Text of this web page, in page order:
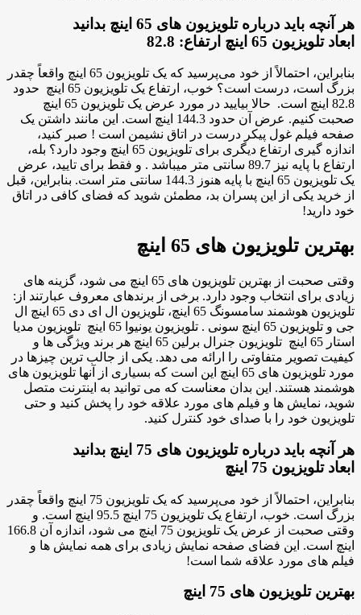
هر آنچه باید درباره تلویزیون های 65 اینچ بدانید
ابعاد تلویزیون 65 اینچ ارتفاع: 82.8
بنابراین، احتمالاً از خود می‌پرسید که یک تلویزیون 65 اینچ واقعاً چقدر
بزرگ است، درست است؟ خوب، ارتفاع یک تلویزیون 65 اینچ حدود
82.8 اینچ است. حالا بیایید در مورد عرض یک تلویزیون 65 اینچ
صحبت کنیم. عرض آن حدود 144.3 اینچ است. این مانند داشتن یک
صفحه فیلم غول پیکر درست در اتاق نشیمن است ! صبر کنید،
اندازه گیری ارتفاع دیگری برای تلویزیون 65 اینچ وجود دارد؟ بله،
ارتفاع با پایه نیز 89.7 سانتی متر میباشد . و فقط برای تایید، عرض
یک تلویزیون 65 اینچ با پایه هنوز 144.3 سانتی متر است. بنابراین، قبل
از خرید یکی از این پسران بد، مطمئن شوید که فضای کافی در اتاق
خود دارید!
بهترین تلویزیون های 65 اینچ
وقتی صحبت از بهترین تلویزیون های 65 اینچ می شود، گزینه های
زیادی برای انتخاب وجود دارد. برخی از برندهای معروف عبارتند از:
تلویزیون هوشمند سامسونگ 65 اینچ، تلویزیون ال ای دی 65 اینچ ال
جی و تلویزیون 65 اینچ سونی . تلویزیون یونیوا 65 اینچ تلویزیون مدیا
استار 65 اینچ تلویزیون جنرال برلین 65 اینچ هر برند ویژگی ها و
کیفیت تصویر متفاوتی را ارائه می دهد. یکی از جالب ترین چیزها در
مورد تلویزیون های 65 اینچ این است که بسیاری از آنها تلویزیون های
هوشمند هستند. این بدان معناست که می توانید به اینترنت متصل
شوید، نمایش ها و فیلم های مورد علاقه خود را پخش کنید و حتی
تلویزیون خود را با صدای خود کنترل کنید.
هر آنچه باید درباره تلویزیون های 75 اینچ بدانید
ابعاد تلویزیون 75 اینچ
بنابراین، احتمالاً از خود می‌پرسید که یک تلویزیون 75 اینچ واقعاً چقدر
بزرگ است. خوب، ارتفاع یک تلویزیون 75 اینچ 95.5 اینچ است. و
وقتی صحبت از عرض یک تلویزیون 75 اینچ می شود، اندازه آن 166.8
اینچ است. این فضای صفحه نمایش زیادی برای همه نمایش ها و
فیلم های مورد علاقه شما است!
بهترین تلویزیون های 75 اینچ